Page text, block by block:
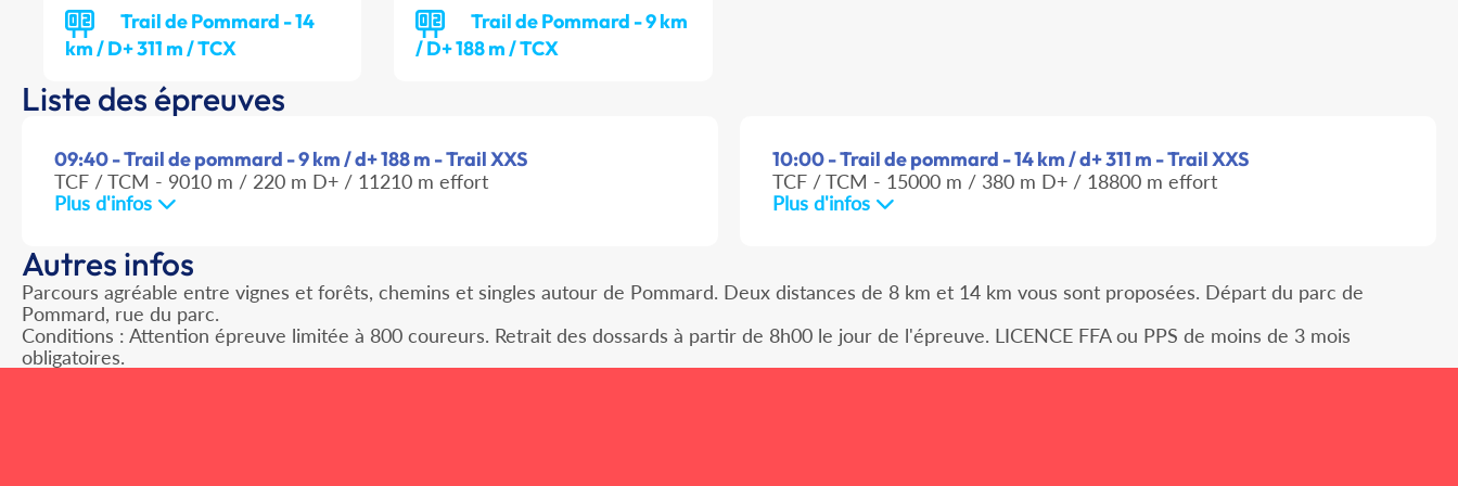
Trail de Pommard - 14
km / D+ 311 m / TCX
Trail de Pommard - 9 km
/ D+ 188 m / TCX
Liste des épreuves
09:40 - Trail de pommard - 9 km / d+ 188 m - Trail XXS
TCF / TCM - 9010 m / 220 m D+ / 11210 m effort
Plus d'infos
10:00 - Trail de pommard - 14 km / d+ 311 m - Trail XXS
TCF / TCM - 15000 m / 380 m D+ / 18800 m effort
Plus d'infos
Autres infos
Parcours agréable entre vignes et forêts, chemins et singles autour de Pommard. Deux distances de 8 km et 14 km vous sont proposées. Départ du parc de
Pommard, rue du parc.
Conditions : Attention épreuve limitée à 800 coureurs. Retrait des dossards à partir de 8h00 le jour de l'épreuve. LICENCE FFA ou PPS de moins de 3 mois
obligatoires.